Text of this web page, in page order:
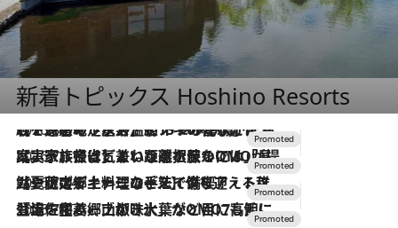
新着トピックス Hoshino Resorts
2026.8.7
【トンボの足水浴】ヒノキの香りに包まれて涼感マックス！約13℃の湧水かけ流しを避暑地「星野温泉 トンボの湯」で体験
2026.7.31
【ホテル帰省】という選択肢をOMOが提案。家族とほどよい距離を保つには「昼は実家、夜は気兼ねなくホテルで！」
2026.7.24
【夏限定ディナーコース】旬を迎える稚鮎や花ズッキーニなどをイタリア・トスカーナの郷土料理の手法で満喫！
2026.7.17
「土佐和ハーブかき氷」がOMO7高知に登場！生姜、山椒、大葉など目にも舌にも涼を呼ぶ郷土の味